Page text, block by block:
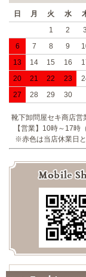
日 月 火 水
1
2 3
6
7 8 9
13
14 15 16
20
21 22 23
27
28 29 30
靴下卸問屋セキ商店営
【営業】10時～17時
※赤色は当店休業日と